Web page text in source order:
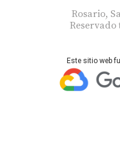
Rosario,
Este sitio web